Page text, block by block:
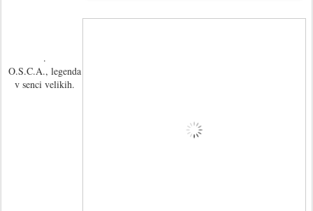
.
O.S.C.A., legenda
v senci velikih.